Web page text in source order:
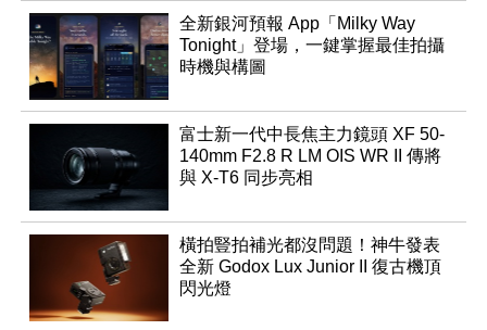
全新銀河預報 App「Milky Way
Tonight」登場，一鍵掌握最佳拍攝
時機與構圖
富士新一代中長焦主力鏡頭 XF 50-
140mm F2.8 R LM OIS WR II 傳將
與 X-T6 同步亮相
橫拍豎拍補光都沒問題！神牛發表
全新 Godox Lux Junior II 復古機頂
閃光燈